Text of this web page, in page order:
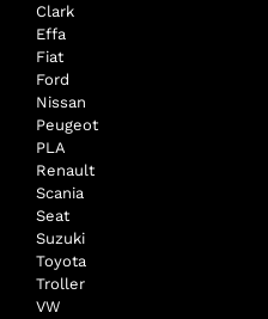
Clark
Effa
Fiat
Ford
Nissan
Peugeot
PLA
Renault
Scania
Seat
Suzuki
Toyota
Troller
VW